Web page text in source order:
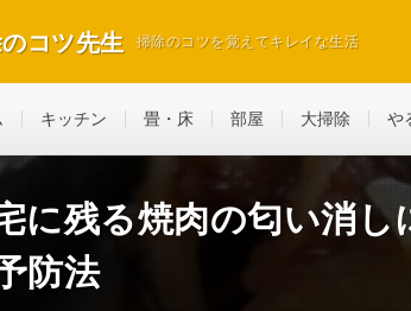
コツ先生 掃除のコツを覚えてキレイな生活
キッチン 畳・床 部屋 大掃除 や
に残る焼肉の匂い消
防法